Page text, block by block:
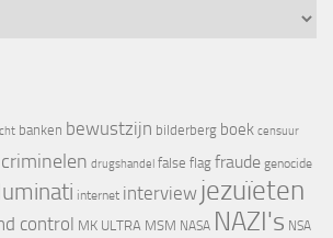
banken bewustzijn bilderberg boek censuur
criminelen drugshandel false flag fraude genocide
internet interview jezuïeten
control MK ULTRA MSM NASA NAZI's NSA